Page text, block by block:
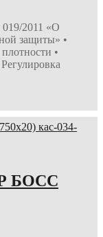
2011 «О
защиты» •
•
БОСС